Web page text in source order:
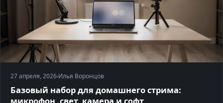
27 апреля, 2026Илья Воронцов
Базовый набор для домашнего стрима: